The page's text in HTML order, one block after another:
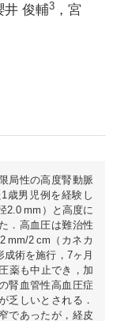
井 俊輔3 ，宮
局性の高度腎動脈
歳男児例を経験し
2.0 mm）と高度に
．高血圧は難治性
mm/2 cm（カネカ
術を施行，7ヶ月
薬も中止でき，加
腎血管性高血圧症
乏しいとされる．
であったが，経皮